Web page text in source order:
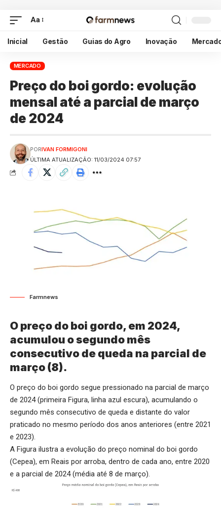
Aa
Inicial Gestão Guias do Agro Inovação
MERCADO
Preço do boi gordo: evolução
mensal até a parcial de março
de 2024
ÚLTIMA ATUALIZAÇÃO: 11/03/2024 07:57
PORIVAN FORMIGONI
Farmnews
O preço do boi gordo, em 2024,
acumulou o segundo mês
consecutivo de queda na parcial de
março (8).
O preço do boi gordo segue pressionado na parcial de março
de 2024 (primeira Figura, linha azul escura), acumulando o
segundo mês consecutivo de queda e distante do valor
praticado no mesmo período dos anos anteriores (entre 2021
e 2023).
A Figura ilustra a evolução do preço nominal do boi gordo
(Cepea), em Reais por arroba, dentro de cada ano, entre 2020
e a parcial de 2024 (média até 8 de março).